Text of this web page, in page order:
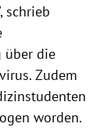
schrieb
über die
Zudem
worden.